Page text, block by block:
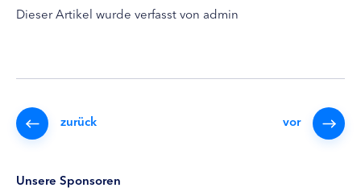
Dieser Artikel wurde verfasst von admin
zurück vor
Unsere Sponsoren